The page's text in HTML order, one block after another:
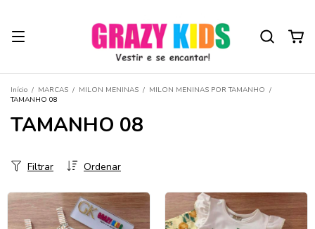
Início / MARCAS / MILON MENINAS / MILON MENINAS POR TAMANHO /
TAMANHO 08
TAMANHO 08
Ordenar
Filtrar